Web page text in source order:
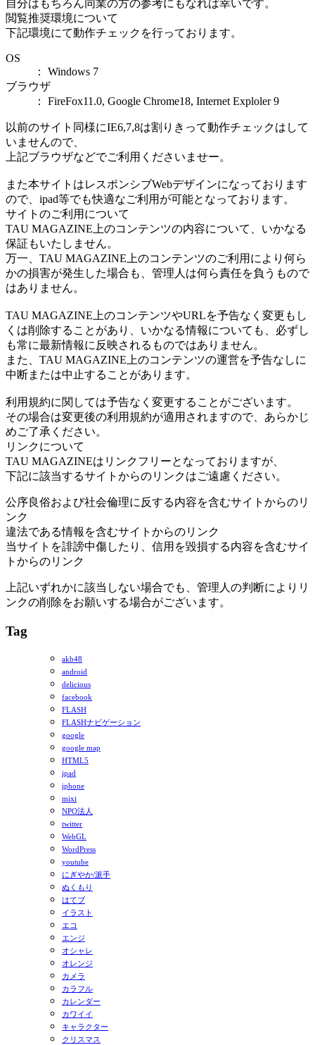
自分はもちろん同業の方の参考にもなれば幸いです。
閲覧推奨環境について
下記環境にて動作チェックを行っております。
OS
： Windows 7
ブラウザ
： FireFox11.0, Google Chrome18, Internet Exploler 9
以前のサイト同様にIE6,7,8は割りきって動作チェックはして
いませんので、
上記ブラウザなどでご利用くださいませー。
また本サイトはレスポンシブWebデザインになっております
ので、ipad等でも快適なご利用が可能となっております。
サイトのご利用について
TAU MAGAZINE上のコンテンツの内容について、いかなる
保証もいたしません。
万一、TAU MAGAZINE上のコンテンツのご利用により何ら
かの損害が発生した場合も、管理人は何ら責任を負うもので
はありません。
TAU MAGAZINE上のコンテンツやURLを予告なく変更もし
くは削除することがあり、いかなる情報についても、必ずし
も常に最新情報に反映されるものではありません。
また、TAU MAGAZINE上のコンテンツの運営を予告なしに
中断または中止することがあります。
利用規約に関しては予告なく変更することがございます。
その場合は変更後の利用規約が適用されますので、あらかじ
めご了承ください。
リンクについて
TAU MAGAZINEはリンクフリーとなっておりますが、
下記に該当するサイトからのリンクはご遠慮ください。
公序良俗および社会倫理に反する内容を含むサイトからのリ
ンク
違法である情報を含むサイトからのリンク
当サイトを誹謗中傷したり、信用を毀損する内容を含むサイ
トからのリンク
上記いずれかに該当しない場合でも、管理人の判断によりリ
ンクの削除をお願いする場合がございます。
Tag
akb48
android
delicious
facebook
FLASH
FLASHナビゲーション
google
google map
HTML5
ipad
iphone
mixi
NPO法人
twitter
WebGL
WordPress
youtube
にぎやか/派手
ぬくもり
はてブ
イラスト
エコ
エンジ
オシャレ
オレンジ
カメラ
カラフル
カレンダー
カワイイ
キャラクター
クリスマス